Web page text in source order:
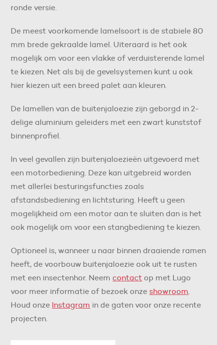
ronde versie.
De meest voorkomende lamelsoort is de stabiele 80
mm brede gekraalde lamel. Uiteraard is het ook
mogelijk om voor een vlakke of verduisterende lamel
te kiezen. Net als bij de gevelsystemen kunt u ook
hier kiezen uit een breed palet aan kleuren.
De lamellen van de buitenjaloezie zijn geborgd in 2-
delige aluminium geleiders met een zwart kunststof
binnenprofiel.
In veel gevallen zijn buitenjaloezieën uitgevoerd met
een motorbediening. Deze kan uitgebreid worden
met allerlei besturingsfuncties zoals
afstandsbediening en lichtsturing. Heeft u geen
mogelijkheid om een motor aan te sluiten dan is het
ook mogelijk om voor een stangbediening te kiezen.
Optioneel is, wanneer u naar binnen draaiende ramen
heeft, de voorbouw buitenjaloezie ook uit te rusten
met een insectenhor. Neem contact op met Lugo
voor meer informatie of bezoek onze showroom
Houd onze Instagram in de gaten voor onze recente
projecten.